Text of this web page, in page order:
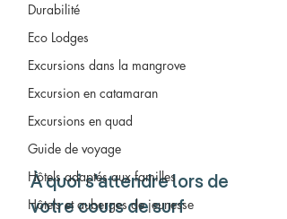
Durabilité
Eco Lodges
Excursions dans la mangrove
Excursion en catamaran
Excursions en quad
Guide de voyage
Hôtels adaptés aux familles
Hôtels et auberges de jeunesse
À quoi s'attendre lors de
votre cours de surf